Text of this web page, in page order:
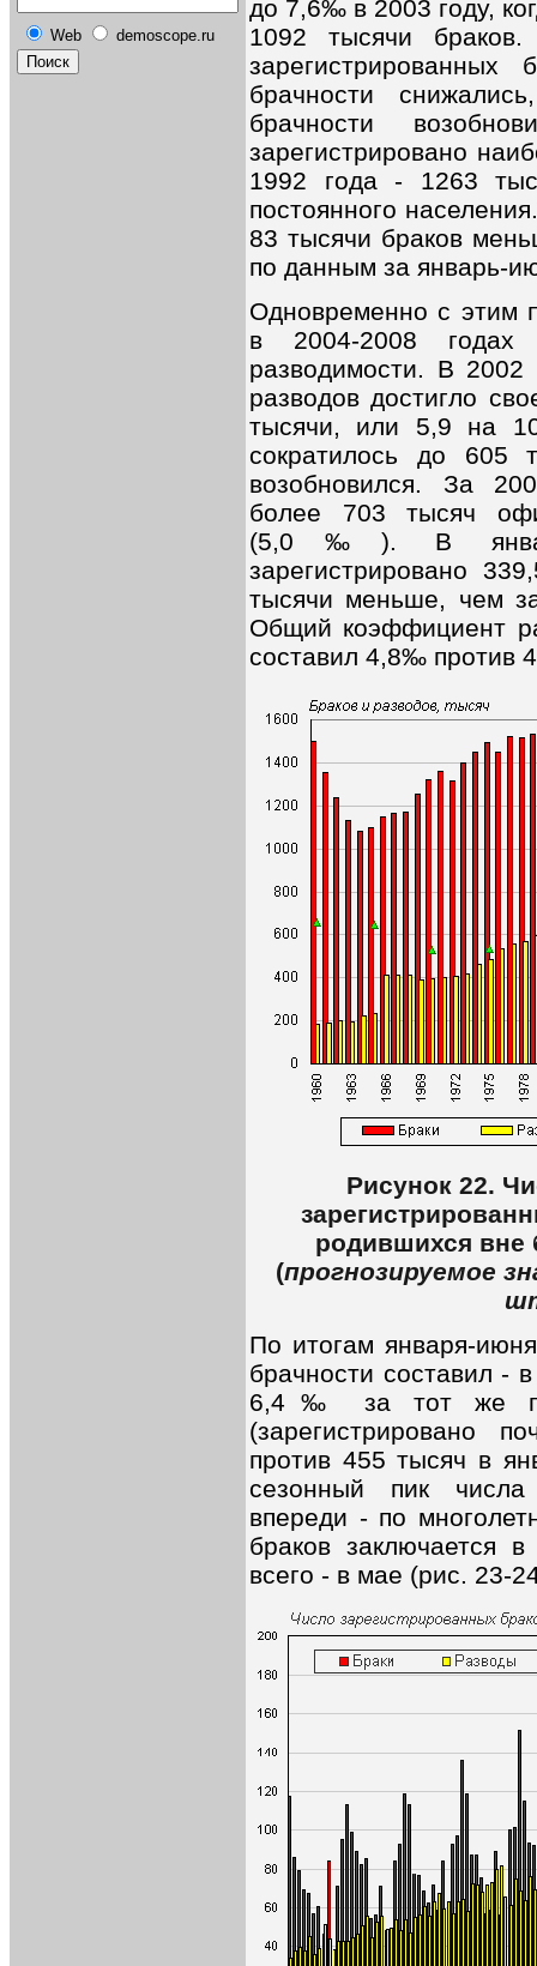
Web demoscope.ru
до 7,6‰ в 2003 году,
1092 тысячи
брачности
брачности
зарегистрировано
1992 года - 1263
постоянного
83 тысячи браков
по данным за январь-
Одновременно с этим
в 2004-2008 годах
разводимости. В 2002
разводов достигло
тысячи, или 5,9 на
сократилось до
возобновился. За
более 703 тысяч
(5,0‰). В
зарегистрировано
тысячи меньше, чем
Общий коэффициент
составил 4,8‰ против
Рисунок 22.
родившихся вне
(прогнозируемое
По итогам января-
брачности составил -
6,4‰ за тот же
(зарегистрировано
против 455 тысяч в
сезонный пик
впереди - по
браков заключается
всего - в мае (рис. 23-